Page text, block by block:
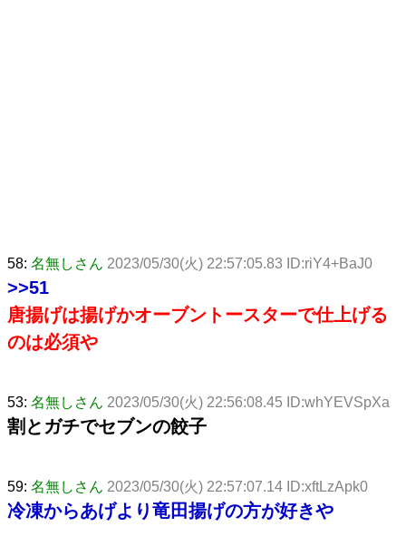
58: 名無しさん 2023/05/30(火) 22:57:05.83 ID:riY4+BaJ0
>>51
唐揚げは揚げかオーブントースターで仕上げる
のは必須や
53: 名無しさん 2023/05/30(火) 22:56:08.45 ID:whYEVSpXa
割とガチでセブンの餃子
59: 名無しさん 2023/05/30(火) 22:57:07.14 ID:xftLzApk0
冷凍からあげより竜田揚げの方が好きや